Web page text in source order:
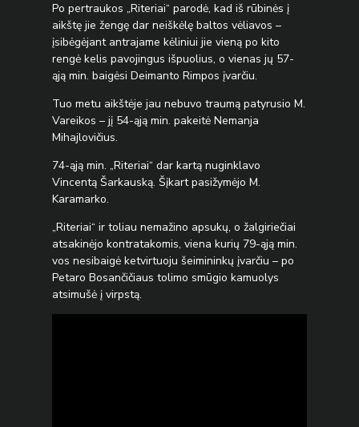
Po pertraukos „Riteriai“ parodė, kad iš rūbinės į
aikštę jie žengę dar neiškėlę baltos vėliavos –
įsibėgėjant antrajame kėliniui jie vieną po kito
rengė kelis pavojingus išpuolius, o vienas jų 57-
ąją min. baigėsi Deimanto Rimpos įvarčiu.
Tuo metu aikštėje jau nebuvo traumą patyrusio M.
Vareikos – jį 54-ąją min. pakeitė Nemanja
Mihajlovičius.
74-ąją min. „Riteriai“ dar kartą nuginklavo
Vincentą Šarkauską. Šįkart pasižymėjo M.
Karamarko.
„Riteriai“ ir toliau nemažino apsukų, o žalgiriečiai
atsakinėjo kontratakomis, viena kurių 79-ąją min.
vos nesibaigė ketvirtuoju šeimininkų įvarčiu – po
Petaro Bosančičiaus tolimo smūgio kamuolys
atsimušė į virpstą.